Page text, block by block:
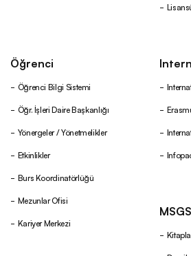
Öğrenci
Öğrenci Bilgi Sistemi
Öğr. İşleri Daire Başkanlığı
Yönergeler / Yönetmelikler
Etkinlikler
Burs Koordinatörlüğü
Mezunlar Ofisi
Kariyer Merkezi